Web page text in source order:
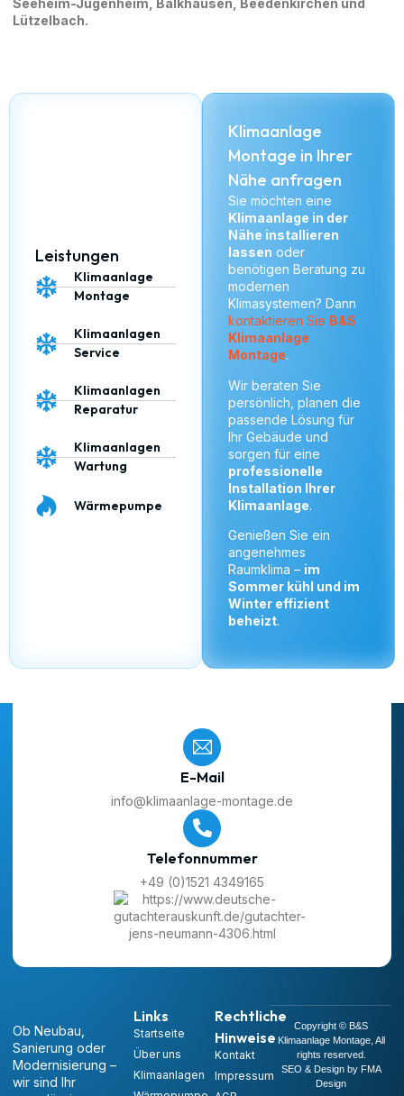
Lützelbach.
Leistungen
Klimaanlage
Montage
Klimaanlagen
Service
Klimaanlagen
Reparatur
Klimaanlagen
Wartung
Wärmepumpe
Klimaanlage
Montage in Ihrer
Nähe anfragen
Sie möchten eine
Klimaanlage in der
Nähe installieren
lassen oder
benötigen Beratung zu
modernen
Klimasystemen? Dann
kontaktieren Sie B&S
Klimaanlage
Montage.
Wir beraten Sie
persönlich, planen die
passende Lösung für
Ihr Gebäude und
sorgen für eine
professionelle
Installation Ihrer
Klimaanlage.
Genießen Sie ein
angenehmes
Raumklima – im
Sommer kühl und im
Winter effizient
beheizt.
Ob Neubau,
Sanierung oder
Modernisierung –
wir sind Ihr
Links
Startseite
Über uns
Klimaanlagen
Rechtliche
Hinweise
Kontakt
Impressum
Copyright © B&S
Klimaanlage Montage, All
rights reserved.
SEO & Design by FMA
Design
E-Mail
info@klimaanlage-montage.de
Telefonnummer
+49 (0)1521 4349165